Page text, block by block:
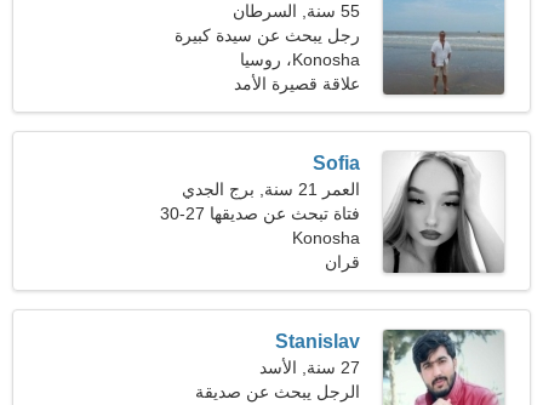
55 سنة, السرطان
رجل يبحث عن سيدة كبيرة
46-52
Konosha، روسيا
علاقة قصيرة الأمد
Sofia
العمر 21 سنة, برج الجدي
فتاة تبحث عن صديقها 27-30
Konosha
قران
Stanislav
27 سنة, الأسد
الرجل يبحث عن صديقة